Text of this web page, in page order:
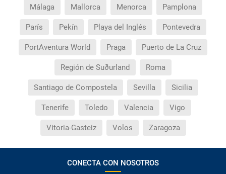
precio de un adulto?
traslados?
Málaga Mallorca Menorca Pamplona
París Pekín Playa del Inglés Pontevedra
PortAventura World Praga Puerto de La Cruz
Región de Suðurland Roma
Santiago de Compostela Sevilla Sicilia
Tenerife Toledo Valencia Vigo
Vitoria-Gasteiz Volos Zaragoza
CONECTA CON NOSOTROS